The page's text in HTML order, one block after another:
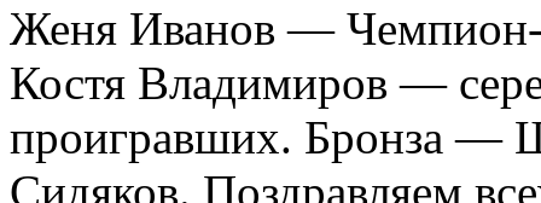
Женя Иванов — Чемпион-
Костя Владимиров —
проигравших. Бронза —
Сидяков. Поздравляем